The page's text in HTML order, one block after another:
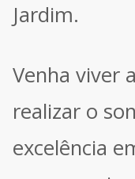
Jardim.
Venha viver
realizar o
excelência